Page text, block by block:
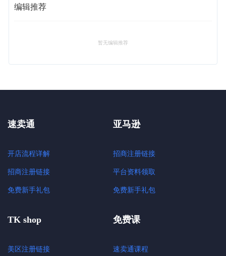
编辑推荐
暂无编辑推荐
速卖通
开店流程详解
招商注册链接
免费新手礼包
亚马逊
招商注册链接
平台资料领取
免费新手礼包
TK shop
美区注册链接
免费课
速卖通课程